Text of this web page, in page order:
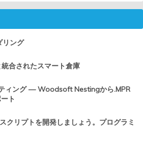
ング
合されたスマート倉庫
ィング — Woodsoft Nestingから.MPR
ト
クリプトを開発しましょう。プログラミ